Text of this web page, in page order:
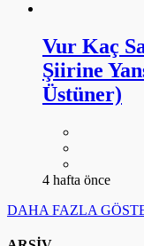
Vur Kaç
Şiirine
Üstüner)
4 hafta önce
DAHA FAZLA